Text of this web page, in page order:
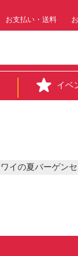
お支払い・送料
イベ
イの夏バーゲン